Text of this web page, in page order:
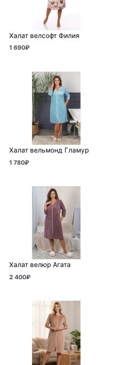
Халат велсофт Филия
1 690₽
Халат вельмонд Гламур
1 780₽
Халат велюр Агата
2 400₽